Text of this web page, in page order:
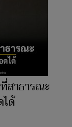
สาธารณะ
ด้